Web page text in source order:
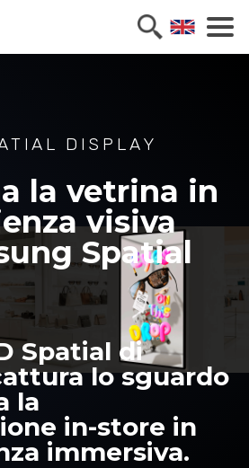
DISPLAY
la vetrina in
visiva
Spatial
Spatial di
lo sguardo
la
in-store in
immersiva.